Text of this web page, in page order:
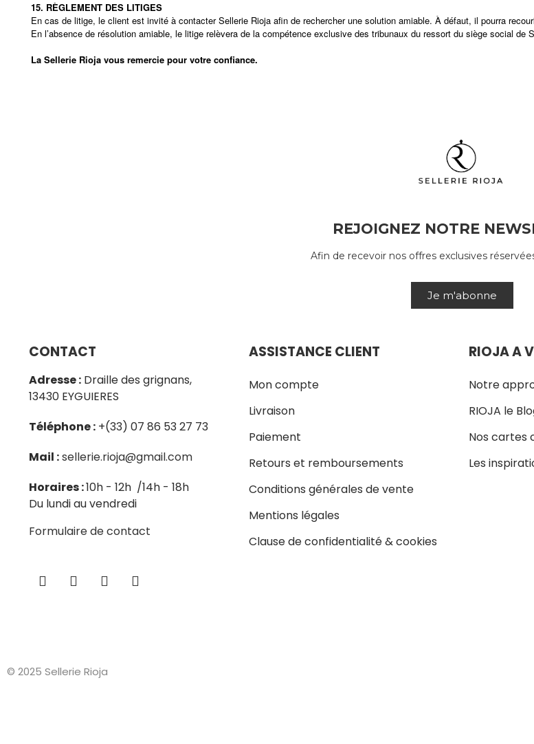
15. RÈGLEMENT DES LITIGES
En cas de litige, le client est invité à contacter Sellerie Rioja afin de rechercher une solution amiable. À défaut, il pourra
En l’absence de résolution amiable, le litige relèvera de la compétence exclusive des tribunaux du ressort du siège social de
La Sellerie Rioja vous remercie pour votre confiance.
REJOIGNEZ NOTRE
Afin de recevoir nos offres exclusives
Je m'abonne
CONTACT
Adresse : Draille des grignans,
13430 EYGUIERES
Téléphone : +(33) 07 86 53 27 73
Mail :sellerie.rioja@gmail.com
Horaires :10h - 12h /14h - 18h
Du lundi au vendredi
Formulaire de contact
ASSISTANCE CLIENT
Mon compte
Livraison
Paiement
Retours et remboursements
Conditions générales de vente
Mentions légales
Clause de confidentialité & cookies
RIOJA A
Notre
RIOJA le
Nos cartes
Les
© 2025 Sellerie Rioja